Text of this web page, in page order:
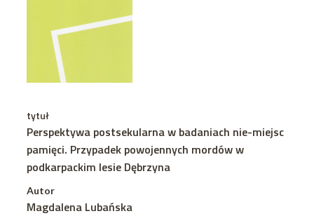
tytuł
Perspektywa postsekularna w badaniach nie-miejsc
pamięci. Przypadek powojennych mordów w
podkarpackim lesie Dębrzyna
Autor
Magdalena Lubańska